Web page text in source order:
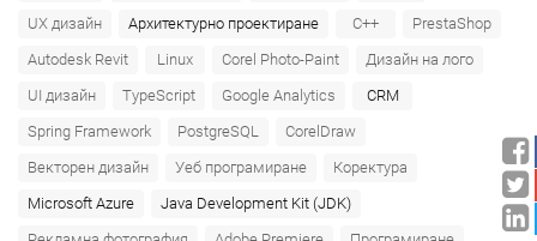
UX дизайн
Архитектурно проектиране C++
PrestaShop
Autodesk Revit
Linux Corel Photo-Paint
Дизайн на лого
UI дизайн
TypeScript Google Analytics
CRM
Spring Framework
PostgreSQL
CorelDraw
Векторен дизайн
Уеб програмиране
Коректура
Microsoft Azure‎
Java Development Kit (JDK)